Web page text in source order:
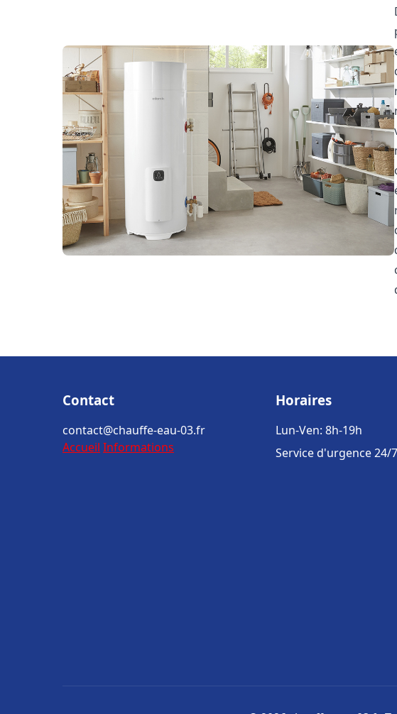
Contact
contact@chauffe-eau-03.fr
Accueil Informations
Horaires
Lun-Ven: 8h-19h
Service d'urgence 24/7